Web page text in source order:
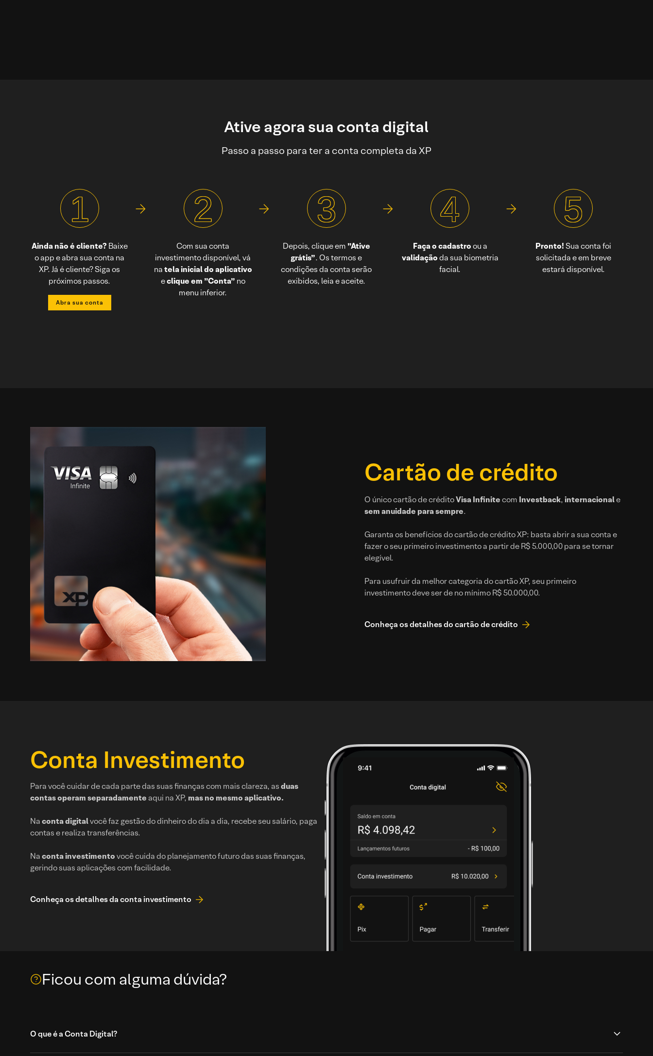
Ative agora sua conta digital
Passo a passo para ter a conta completa da XP
1
Ainda não é cliente? Baixe
o app e abra sua conta na
XP. Já é cliente? Siga os
próximos passos.
Abra sua conta
2
Com sua conta
investimento disponível, vá
natela inicial do aplicativo
eclique em ”Conta” no
menu inferior.
3
Depois, clique em ”Ative
grátis”. Os termos e
condições da conta serão
exibidos, leia e aceite.
4
Faça o cadastroou a
validaçãoda sua biometria
facial.
5
Pronto!Sua conta foi
solicitada e em breve
estará disponível.
Cartão de crédito
O único cartão de créditoVisa Infinitecom Investback,internacionale
sem anuidade para sempre.
Garanta os benefícios do cartão de crédito XP: basta abrir a sua conta e
fazer o seu primeiro investimento a partir de R$ 5.000,00 para se tornar
elegível.
Para usufruir da melhor categoria do cartão XP, seu primeiro
investimento deve ser de no mínimo R$ 50.000,00.
Conheça os detalhes do cartão de crédito
Conta Investimento
Para você cuidar de cada parte das suas finanças com mais clareza, asduas
contas operam separadamente aqui na XP, mas no mesmo aplicativo.
Naconta digitalvocê faz gestão do dinheiro do dia a dia, recebe seu salário, paga
contas e realiza transferências.
Naconta investimentovocê cuida do planejamento futuro das suas finanças,
gerindo suas aplicações com facilidade.
Conheça os detalhes da conta investimento
Ficou com alguma dúvida?
O que é a Conta Digital?